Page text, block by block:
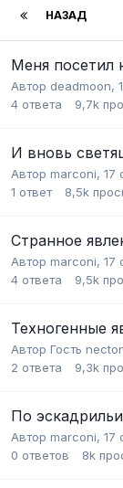
НАЗАД
Меня посетил
Автор deadmoon,
4 ответа 9,7k
И вновь
Автор marconi, 17
1 ответ 8,5k
Странное
Автор marconi, 17
4 ответа 9,5k
Техногенные
Автор Гость
2 ответа 9,3k
По
Автор marconi, 17
0 ответов 8k